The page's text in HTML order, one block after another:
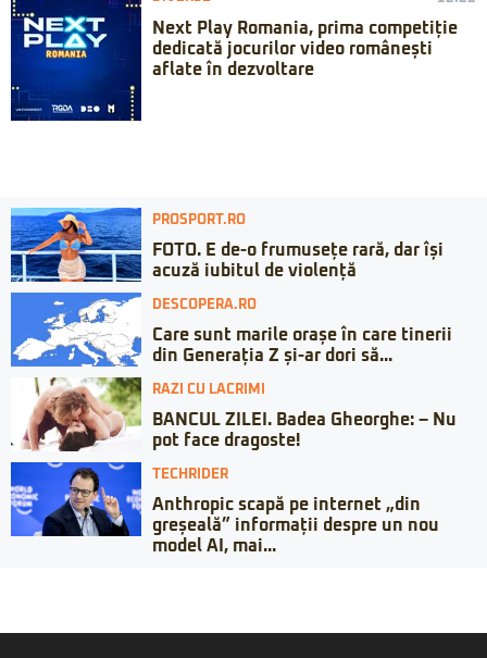
Next Play Romania, prima competiție
dedicată jocurilor video românești
aflate în dezvoltare
PROSPORT.RO
FOTO. E de-o frumusețe rară, dar își
acuză iubitul de violență
DESCOPERA.RO
Care sunt marile orașe în care tinerii
din Generația Z și-ar dori să...
RAZI CU LACRIMI
BANCUL ZILEI. Badea Gheorghe: – Nu
pot face dragoste!
TECHRIDER
Anthropic scapă pe internet „din
greșeală” informații despre un nou
model AI, mai...